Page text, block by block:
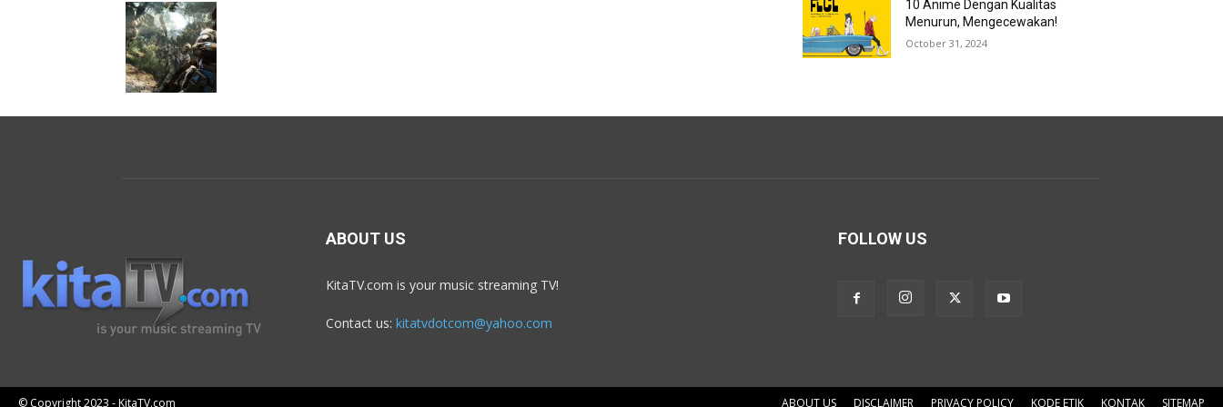
10 Anime Dengan Kualitas
Menurun, Mengecewakan!
October 31, 2024
ABOUT US
KitaTV.com is your music streaming TV!
Contact us: kitatvdotcom@yahoo.com
FOLLOW US
ABOUT US DISCLAIMER PRIVACY POLICY KODE ETIK KONTAK SITEMAP
© Copyright 2023 - KitaTV.com